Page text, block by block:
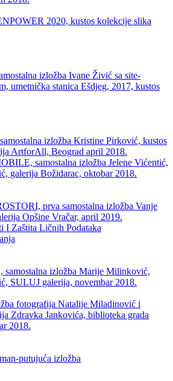
2020, kustos kolekcije slika
izložba Ivane Živić sa site-
umetnička stanica Ešdjeg, 2017, kustos
izložba Kristine Pirković, kustos
ArtforAll, Beograd april 2018.
samostalna izložba Jelene Vićentić,
galerija Božidarac, oktobar 2018.
prva samostalna izložba Vanje
Opšine Vračar, april 2019.
I Zaštita Ličnih Podataka
izložba Marije Milinković,
SULUJ galerija, novembar 2018.
fotografija Natalije Miladinović i
Zdravka Jankovića, biblioteka grada
2018.
putujuća izložba